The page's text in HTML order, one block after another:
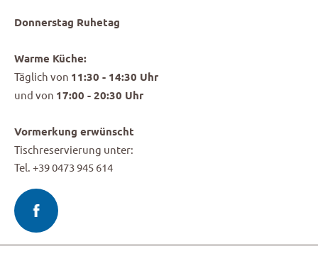
Donnerstag Ruhetag
Warme Küche:
Täglich von 11:30 - 14:30 Uhr
und von 17:00 - 20:30 Uhr
Vormerkung erwünscht
Tischreservierung unter:
Tel. +39 0473 945 614